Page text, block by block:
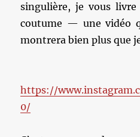
singulière, je vous
coutume — une vidéo
montrera bien plus que
https://
0/